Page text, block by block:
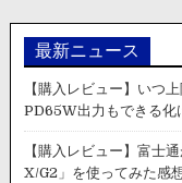
最新ニュース
【購入レビュー】いつ
PD65W出力もできる化
【購入レビュー】富士
X/G2」を使ってみた感